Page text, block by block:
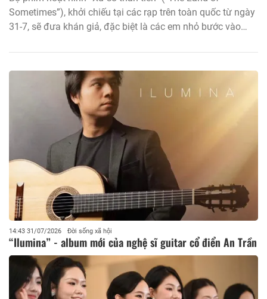
Sometimes”), khởi chiếu tại các rạp trên toàn quốc từ ngày
31-7, sẽ đưa khán giả, đặc biệt là các em nhỏ bước vào
màu.
14:43 31/07/2026 Đời sống xã hội
“Ilumina” - album mới của nghệ sĩ guitar cổ điển An Trần